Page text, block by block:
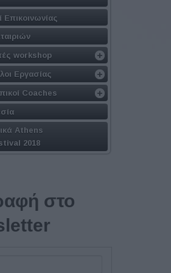
Επικοινωνίας
workshop
Εργασίας
Coaches
Athens
2018
στο